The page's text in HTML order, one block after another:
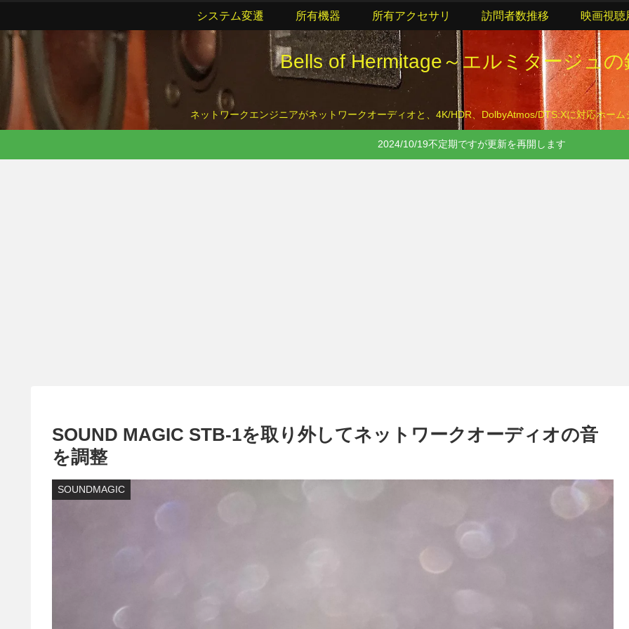
Bells of Hermitage～エルミタージュの
ネットワークエンジニアがネットワークオーディオと、4K/HDR、DolbyAtmos/DTS:Xに対応ホーム
システム変遷 所有機器 所有アクセサリ 訪問者数推移 映画視聴
2024/10/19不定期ですが更新を再開します
SOUND MAGIC STB-1を取り外してネットワークオーディオの音
を調整
SOUNDMAGIC